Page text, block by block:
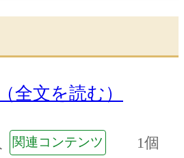
（全文を読む）
関連コンテンツ 1個